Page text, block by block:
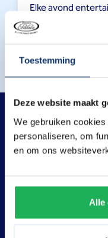
Toestemming
Deze website maakt
We gebruiken
personaliseren, om
en om ons
Alle
Elke avond
Ons familiehotel
speelparadijs
Preston & Alice,